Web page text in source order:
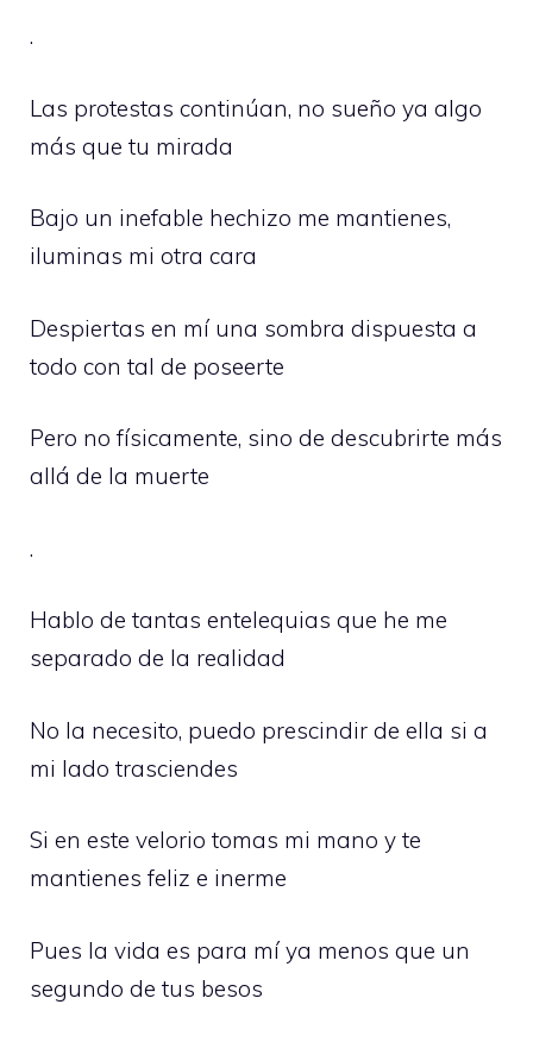
.
Las protestas continúan, no sueño ya algo
más que tu mirada
Bajo un inefable hechizo me mantienes,
iluminas mi otra cara
Despiertas en mí una sombra dispuesta a
todo con tal de poseerte
Pero no físicamente, sino de descubrirte más
allá de la muerte
.
Hablo de tantas entelequias que he me
separado de la realidad
No la necesito, puedo prescindir de ella si a
mi lado trasciendes
Si en este velorio tomas mi mano y te
mantienes feliz e inerme
Pues la vida es para mí ya menos que un
segundo de tus besos